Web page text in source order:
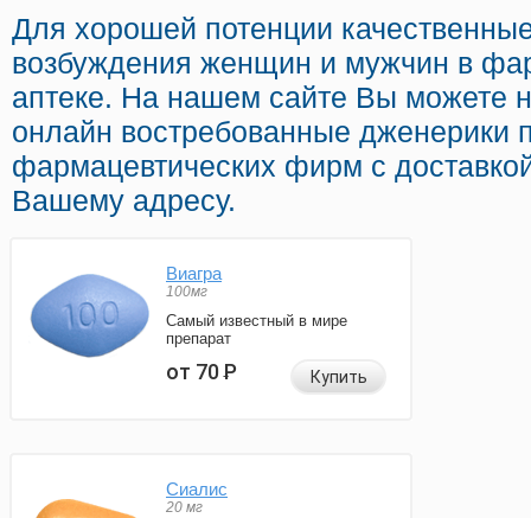
Для хорошей потенции
возбуждения женщин и мужчин в
аптеке. На нашем сайте Вы можете
онлайн востребованные дженерики
фармацевтических фирм с
Вашему адресу.
Виагра
100мг
Самый известный в мире
препарат
от 70Р Купить
Сиалис
20 мг